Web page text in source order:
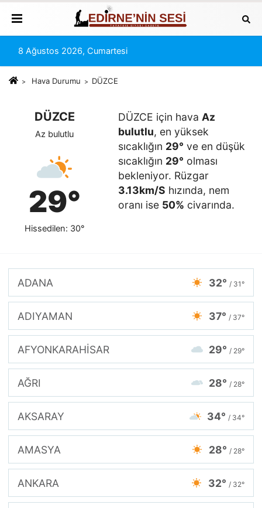
8 Ağustos 2026, Cumartesi
Hava Durumu DÜZCE
DÜZCE
Az bulutlu
29°
Hissedilen: 30°
DÜZCE için hava Az
bulutlu, en yüksek
sıcaklığın 29° ve en düşük
sıcaklığın 29° olması
bekleniyor. Rüzgar
3.13km/S hızında, nem
oranı ise 50% civarında.
ADANA 32° / 31°
ADIYAMAN 37° / 37°
AFYONKARAHİSAR 29° / 29°
AĞRI 28° / 28°
AKSARAY 34° / 34°
AMASYA 28° / 28°
ANKARA 32° / 32°